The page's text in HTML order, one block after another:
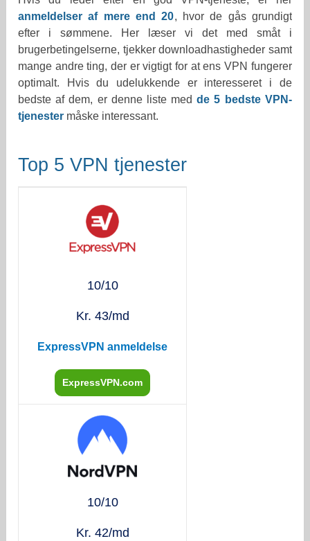
anmeldelser af mere end 20, hvor de gås grundigt
efter i sømmene. Her læser vi det med småt i
brugerbetingelserne, tjekker downloadhastigheder samt
mange andre ting, der er vigtigt for at ens VPN fungerer
optimalt. Hvis du udelukkende er interesseret i de
bedste af dem, er denne liste medde 5 bedste VPN-
tjenester måske interessant.
Top 5 VPN tjenester
10/10
Kr. 43/md
ExpressVPN anmeldelse
ExpressVPN.com
10/10
Kr. 42/md